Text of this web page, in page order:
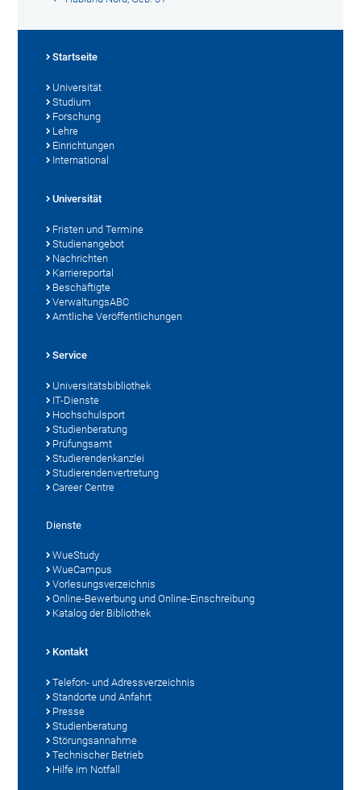
Startseite
Universität
Studium
Forschung
Lehre
Einrichtungen
International
Universität
Fristen und Termine
Studienangebot
Nachrichten
Karriereportal
Beschäftigte
VerwaltungsABC
Amtliche Veröffentlichungen
Service
Universitätsbibliothek
IT-Dienste
Hochschulsport
Studienberatung
Prüfungsamt
Studierendenkanzlei
Studierendenvertretung
Career Centre
Dienste
WueStudy
WueCampus
Vorlesungsverzeichnis
Online-Bewerbung und Online-Einschreibung
Katalog der Bibliothek
Kontakt
Telefon- und Adressverzeichnis
Standorte und Anfahrt
Presse
Studienberatung
Störungsannahme
Technischer Betrieb
Hilfe im Notfall